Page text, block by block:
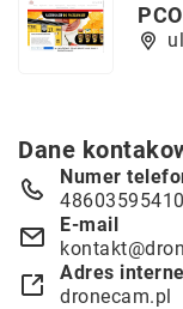
Dane
Numer
48603595410
E-mail
Adres
dronecam.pl